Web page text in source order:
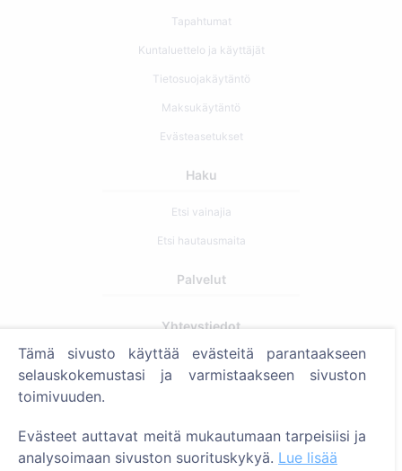
Tapahtumat
Kuntaluettelo ja käyttäjät
Tietosuojakäytäntö
Maksukäytäntö
Evästeasetukset
Haku
Etsi vainajia
Etsi hautausmaita
Palvelut
Yhteystiedot
SIA "CEMETY", LV40103618951
Toimimme koko Suomessa!
Tämä sivusto käyttää evästeitä parantaakseen
selauskokemustasi ja varmistaakseen sivuston
toimivuuden.
Evästeet auttavat meitä mukautumaan tarpeisiisi ja
analysoimaan sivuston suorituskykyä. Lue lisää